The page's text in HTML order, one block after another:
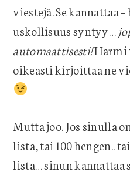
viestejä. Se kannattaa
uskollisuus syntyy…
automaattisesti!Harmi
oikeasti kirjoittaa ne
Mutta joo. Jos sinulla
lista, tai 100 hengen..
lista… sinun